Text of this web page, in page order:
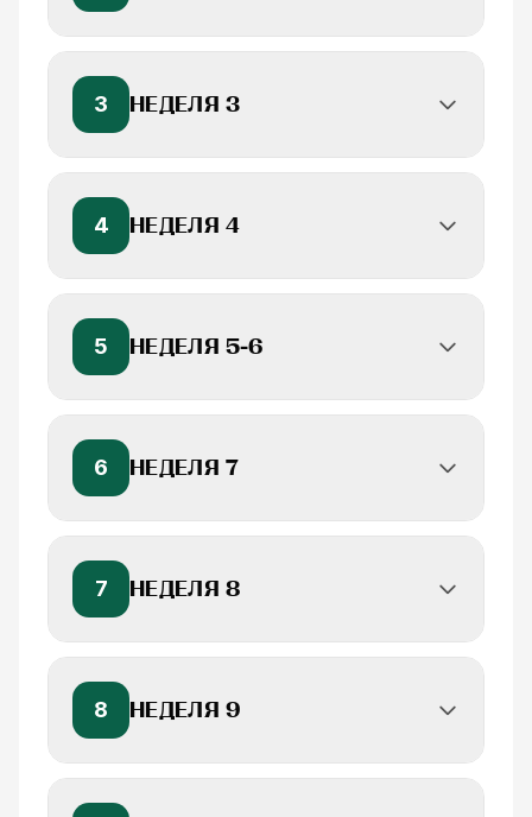
3 НЕДЕЛЯ 3
4 НЕДЕЛЯ 4
5 НЕДЕЛЯ 5-6
6 НЕДЕЛЯ 7
7 НЕДЕЛЯ 8
8 НЕДЕЛЯ 9